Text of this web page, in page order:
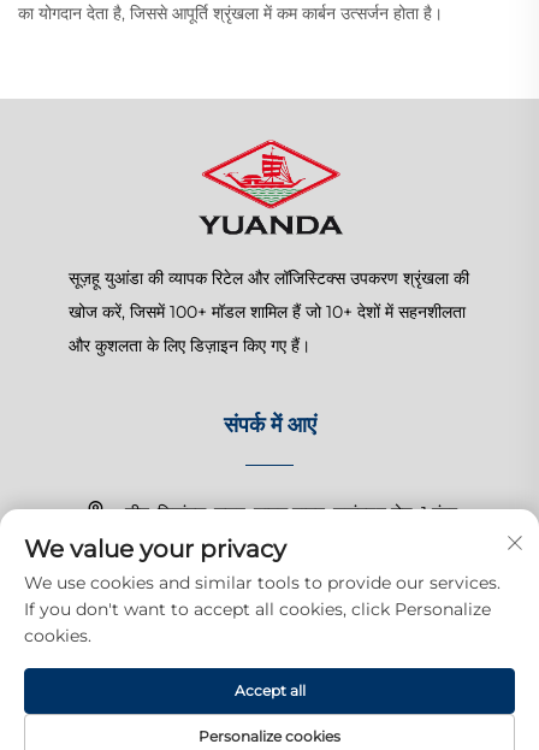
का योगदान देता है, जिससे आपूर्ति श्रृंखला में कम कार्बन उत्सर्जन होता है।
सूज़हू युआंडा की व्यापक रिटेल और लॉजिस्टिक्स उपकरण श्रृंखला की
खोज करें, जिसमें 100+ मॉडल शामिल हैं जो 10+ देशों में सहनशीलता
और कुशलता के लिए डिज़ाइन किए गए हैं।
संपर्क में आएं
चीन, जियांगसू, सूज़हू, शानघु टाउन, ज़हांगचुन रोड, 1 नंबर
+86-15150179453
[email protected]
अधिकार © 2025 सूज़हू युआंदा व्यापारिक उत्पादन कंपनी, लिमिटेड। सभी अधिकार सुरक्षित
गोपनीयता नीति
We value your privacy
We use cookies and similar tools to provide our services.
If you don't want to accept all cookies, click Personalize
cookies.
Personalize cookies
Accept all